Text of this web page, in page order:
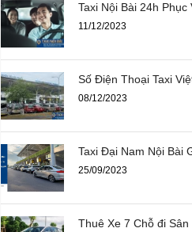
Taxi Nội Bài 24h
11/12/2023
Số Điện Thoại Taxi
08/12/2023
Taxi Đại Nam Nội Bài
25/09/2023
Thuê Xe 7 Chỗ đi Sân